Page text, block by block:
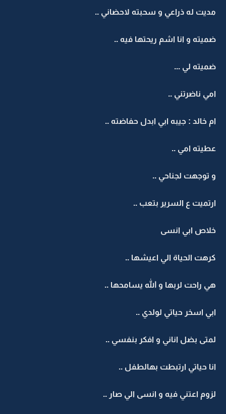
مديت له ذراعي و سحبته لاحضاني ..
ضميته و انا اشم ريحتها فيه ..
ضميته لي ...
امي ناضرتني ..
ام خالد : جيبه ابي ابدل حفاضته ..
عطيته امي ..
و توجهت لجناحي ..
ارتميت ع السرير بتعب ..
خلاص ابي انسى
كرهت الحياة الي اعيشها ..
هي راحت لربها و الله يسامحها ..
ابي اسخر حياتي لولدي ..
لمتى بضل اناني و افكر بنفسي ..
انا حياتي ارتبطت بهالطفل ..
لزوم اعتني فيه و انسى الي صار ..